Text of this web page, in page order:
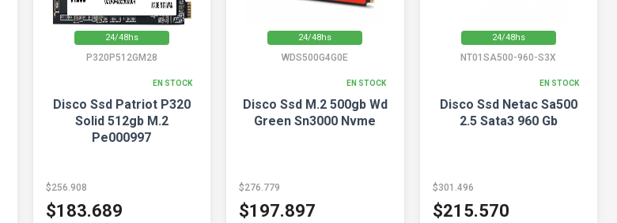
24/48hs
P320P512GM28
EN STOCK
Disco Ssd Patriot P320
Solid 512gb M.2
Pe000997
$256.908
$183.689
24/48hs
WDS500G4G0E
EN STOCK
Disco Ssd M.2 500gb Wd
Green Sn3000 Nvme
$276.779
$197.897
24/48hs
NT01SA500-960-S3X
EN STOCK
Disco Ssd Netac Sa500
2.5 Sata3 960 Gb
$301.496
$215.570